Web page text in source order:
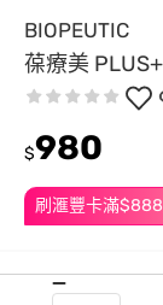
BIOPEUTIC
葆療美
刷滙豐卡滿
$980